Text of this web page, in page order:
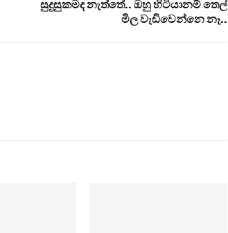
සුදුසුකමද නැත්තේ.. ඔහු හිටියානම් තෙල්
මිල වැඩිවෙන්නෙ නෑ..